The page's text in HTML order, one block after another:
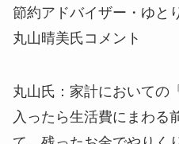
節約アドバイザー・ゆと
丸山晴美氏コメント
丸山氏 ：家計においての
入ったら生活費にまわる